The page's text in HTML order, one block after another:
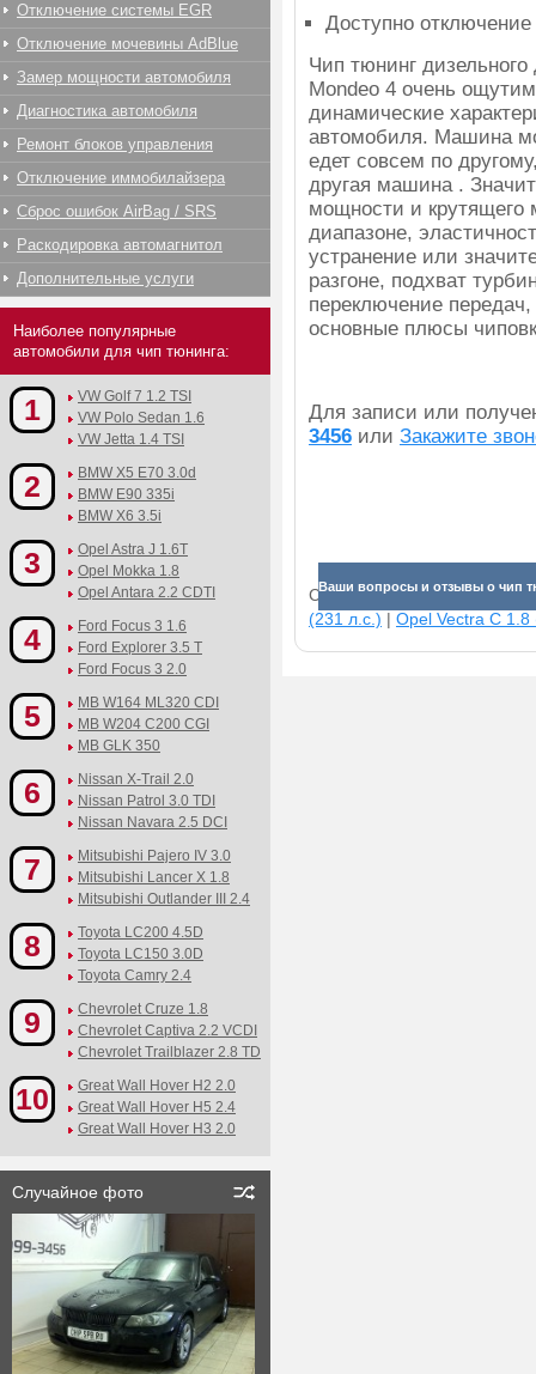
Доступно отключение
Чип тюнинг дизельного
Mondeo 4 очень
динамические
автомобиля. Машина
едет совсем по
другая машина .
мощности и крутящего
диапазоне,
устранение или
разгоне, подхват
переключение
основные плюсы
Для записи или
3456 или Закажите
Ваши вопросы и отзывы о чип
Смотрите прибавки для
(231 л.с.) | Opel Vectra C 1.8
Отключение системы EGR
Отключение мочевины AdBlue
Замер мощности автомобиля
Диагностика автомобиля
Ремонт блоков управления
Отключение иммобилайзера
Сброс ошибок AirBag / SRS
Раскодировка автомагнитол
Дополнительные услуги
Наиболее популярные
автомобили для чип тюнинга:
1
VW Golf 7 1.2 TSI
VW Polo Sedan 1.6
VW Jetta 1.4 TSI
2
BMW X5 E70 3.0d
BMW E90 335i
BMW X6 3.5i
3
Opel Astra J 1.6T
Opel Mokka 1.8
Opel Antara 2.2 CDTI
4
Ford Focus 3 1.6
Ford Explorer 3.5 T
Ford Focus 3 2.0
5
MB W164 ML320 CDI
MB W204 C200 CGI
MB GLK 350
6
Nissan X-Trail 2.0
Nissan Patrol 3.0 TDI
Nissan Navara 2.5 DCI
7
Mitsubishi Pajero IV 3.0
Mitsubishi Lancer X 1.8
Mitsubishi Outlander III 2.4
8
Toyota LC200 4.5D
Toyota LC150 3.0D
Toyota Camry 2.4
9
Chevrolet Cruze 1.8
Chevrolet Captiva 2.2 VCDI
Chevrolet Trailblazer 2.8 TD
10
Great Wall Hover H2 2.0
Great Wall Hover H5 2.4
Great Wall Hover H3 2.0
Случайное фото